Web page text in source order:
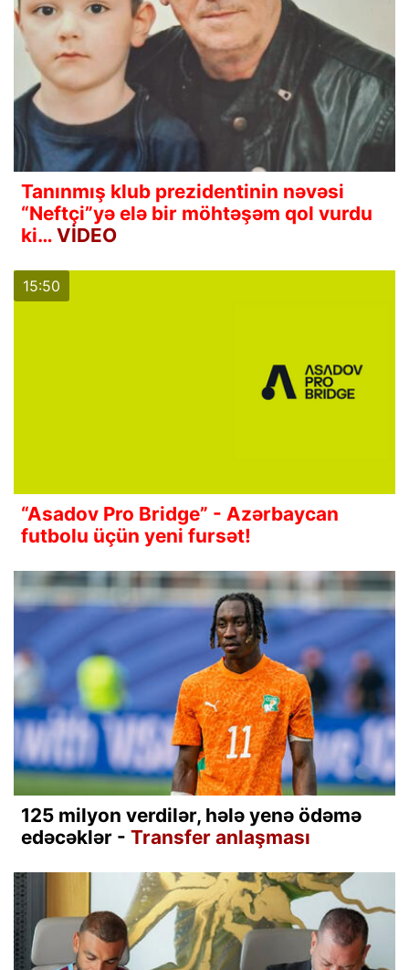
Tanınmış klub prezidentinin nəvəsi
“Neftçi”yə elə bir möhtəşəm qol vurdu
ki… VİDEO
15:50
“Asadov Pro Bridge” - Azərbaycan
futbolu üçün yeni fursət!
125 milyon verdilər, hələ yenə ödəmə
edəcəklər - Transfer anlaşması